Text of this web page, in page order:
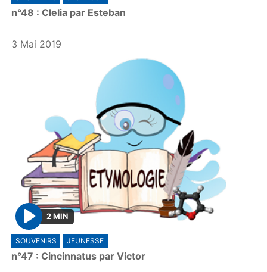
a
n°48 : Clelia par Esteban
3 Mai 2019
P
l
a
2 MIN
SOUVENIRS JEUNESSE
n°47 : Cincinnatus par Victor